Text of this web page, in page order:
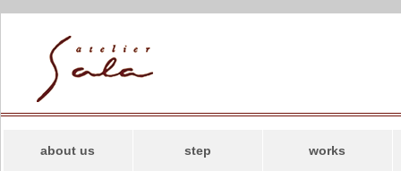
about us step works